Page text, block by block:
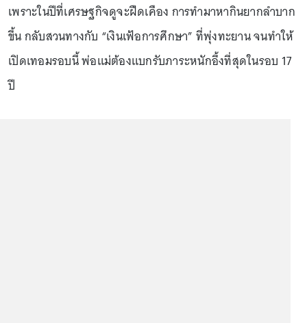
เพราะในปีที่เศรษฐกิจดูจะฝืดเคือง การทำมาหากินยากลำบาก
ขึ้น กลับสวนทางกับ “เงินเฟ้อการศึกษา” ที่พุ่งทะยาน จนทำให้
เปิดเทอมรอบนี้ พ่อแม่ต้องแบกรับภาระหนักอึ้งที่สุดในรอบ 17
ปี